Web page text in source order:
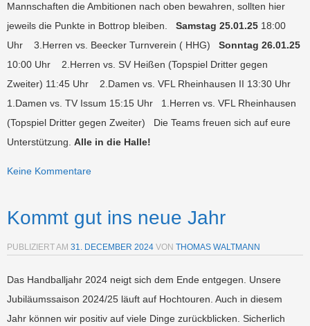
Mannschaften die Ambitionen nach oben bewahren, sollten hier
jeweils die Punkte in Bottrop bleiben. Samstag 25.01.25 18:00
Uhr 3.Herren vs. Beecker Turnverein ( HHG) Sonntag 26.01.25
10:00 Uhr 2.Herren vs. SV Heißen (Topspiel Dritter gegen
Zweiter) 11:45 Uhr 2.Damen vs. VFL Rheinhausen II 13:30 Uhr
1.Damen vs. TV Issum 15:15 Uhr 1.Herren vs. VFL Rheinhausen
(Topspiel Dritter gegen Zweiter) Die Teams freuen sich auf eure
Unterstützung. Alle in die Halle!
Keine Kommentare
Kommt gut ins neue Jahr
PUBLIZIERT AM 31. DECEMBER 2024 VON THOMAS WALTMANN
Das Handballjahr 2024 neigt sich dem Ende entgegen. Unsere
Jubiläumssaison 2024/25 läuft auf Hochtouren. Auch in diesem
Jahr können wir positiv auf viele Dinge zurückblicken. Sicherlich